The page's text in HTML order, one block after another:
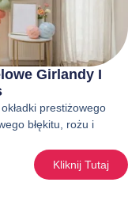
Girlandy I
prestiżowego
błękitu, rożu i
Kliknij Tutaj